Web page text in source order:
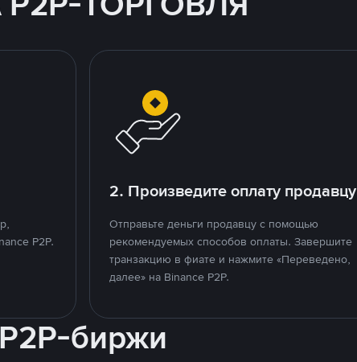
P2P.
2. Произведите оплату продавцу
Отправьте деньги продавцу с помощью
рекомендуемых способов оплаты. Завершите
транзакцию в фиате и нажмите «Переведено,
далее» на Binance P2P.
биржи